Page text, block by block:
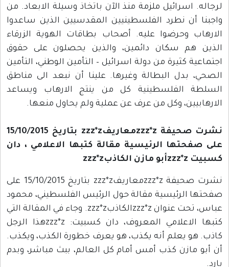
لرجاله. اسرائيل ملزمة منذ الآن باتخاذ وسيلة الابعاد. من
واجبنا أن نطرد الفلسطينيين المقدسيين الذين ساعدوا
الارهاب وحرضوا عليه. أصحاب بطاقات الهوية الزرقاء
الذين هم سكان دائمين، والذين يحصلون على حقوق
اجتماعية كثيرة من دولة اسرائيل – التأمين الوطني، التأمين
الصحي، بدل البطالة وغيرها. علينا أن نبعد الى مناطق
السلطة الفلسطينية كل من ينتج الارهاب ويساعد
الارهابيين، وكل من عرف عن عملية ولم يحاول منعها.
نشرت صحيفة zzz*zمعاريفzzz*z بتاريخ 15/10/2015
على صفحتها الرئيسية مقالة كتبها الاعلامي ، دان
كسبيت zzz*zأبو مازن الكاذبzzz*z
نشرت صحيفة zzz*zمعاريفzzz*z بتاريخ 15/10/2015 على
صفحتها الرئيسية مقالة حول الرئيس الفلسطيني، محمود
عباس، تحت عنوان zzz*zالكاذبzzz*z. وجاء في المقالة التي
كتبها الاعلامي المعروف، دان كسبيت: zzz*zهذا الرجل
كاذب. هو يعلم أنه يكذب، هو يعرف خطورة الكذب، ويكذب.
أن أبو مازن كذب أمس أمام كل العالم، ببث مباشر، وبدم
بارد.